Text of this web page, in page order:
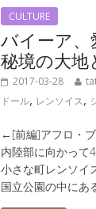
CULTURE
バイーア、
秘境の大地
2017-03-28
ドール, レンソイス,
←[前編]アフロ・
内陸部に向かって
小さな町レンソイ
国立公園の中にあ